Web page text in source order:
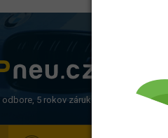
5 rokov záruka